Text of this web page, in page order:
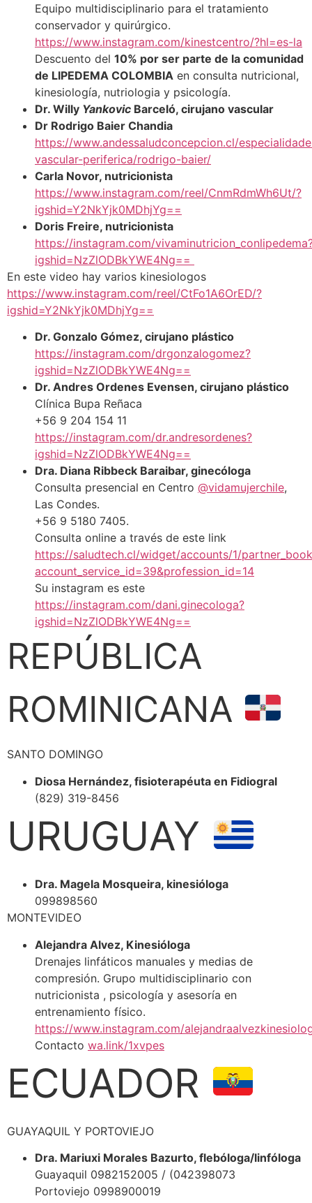
Equipo multidisciplinario para el tratamiento
conservador y quirúrgico.
https://www.instagram.com/kinestcentro/?hl=es-la
Descuento del 10% por ser parte de la comunidad
de LIPEDEMA COLOMBIA en consulta nutricional,
kinesiología, nutriologia y psicología.
Dr. Willy Yankovic Barceló, cirujano vascular
Dr Rodrigo Baier Chandia
https://www.andessaludconcepcion.cl/
vascular-periferica/rodrigo-baier/
Carla Novor, nutricionista
https://www.instagram.com/reel/CnmRdmWh6Ut/?
igshid=Y2NkYjk0MDhjYg==
Doris Freire, nutricionista
https://instagram.com/
igshid=NzZlODBkYWE4Ng==
En este video hay varios kinesiologos
https://www.instagram.com/reel/CtFo1A6OrED/?
igshid=Y2NkYjk0MDhjYg==
Dr. Gonzalo Gómez, cirujano plástico
https://instagram.com/drgonzalogomez?
igshid=NzZlODBkYWE4Ng==
Dr. Andres Ordenes Evensen, cirujano plástico
Clínica Bupa Reñaca
+56 9 204 154 11
https://instagram.com/dr.andresordenes?
igshid=NzZlODBkYWE4Ng==
Dra. Diana Ribbeck Baraibar, ginecóloga
Consulta presencial en Centro @vidamujerchile,
Las Condes.
+56 9 5180 7405.
Consulta online a través de este link
https://saludtech.cl/widget/accounts/1/
account_service_id=39&profession_id=14
Su instagram es este
https://instagram.com/dani.ginecologa?
igshid=NzZlODBkYWE4Ng==
REPÚBLICA
ROMINICANA
SANTO DOMINGO
Diosa Hernández, fisioterapéuta en Fidiogral
(829) 319-8456
URUGUAY
Dra. Magela Mosqueira, kinesióloga
099898560
MONTEVIDEO
Alejandra Alvez, Kinesióloga
Drenajes linfáticos manuales y medias de
compresión. Grupo multidisciplinario con
nutricionista , psicología y asesoría en
entrenamiento físico.
https://www.instagram.com/
Contacto wa.link/1xvpes
ECUADOR
GUAYAQUIL Y PORTOVIEJO
Dra. Mariuxi Morales Bazurto, flebóloga/linfóloga
Guayaquil 0982152005 / (042398073
Portoviejo 0998900019